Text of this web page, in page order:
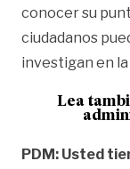
conocer su
ciudadanos
investigan en la
Lea
PDM: Usted